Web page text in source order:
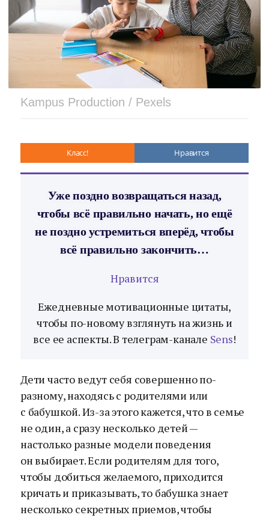
Kampus Production / Pexels
Класс! Нравится
Уже поздно возвращаться назад,
чтобы всё правильно начать, но ещё
не поздно устремиться вперёд, чтобы
всё правильно закончить…
Нравится
Ежедневные мотивационные цитаты,
чтобы по-новому взглянуть на жизнь и
все ее аспекты. В телеграм-канале Sens!
Дети часто ведут себя совершенно по-
разному, находясь с родителями или
с бабушкой. Из-за этого кажется, что в семье
не один, а сразу несколько детей —
настолько разные модели поведения
он выбирает. Если родителям для того,
чтобы добиться желаемого, приходится
кричать и приказывать, то бабушка знает
несколько секретных приемов, чтобы